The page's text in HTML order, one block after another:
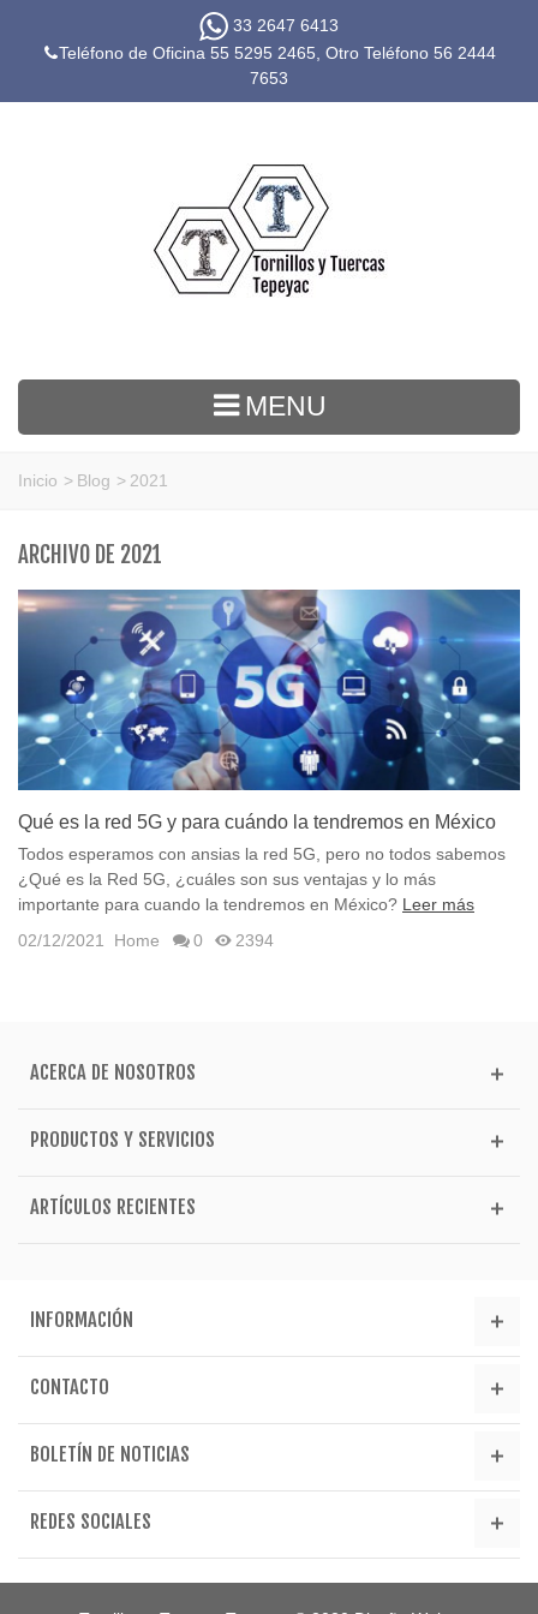
33 2647 6413
Teléfono de Oficina 55 5295 2465, Otro Teléfono 56 2444
7653
MENU
Inicio > Blog > 2021
ARCHIVO DE 2021
Qué es la red 5G y para cuándo la tendremos en México
Todos esperamos con ansias la red 5G, pero no todos sabemos
¿Qué es la Red 5G, ¿cuáles son sus ventajas y lo más
importante para cuando la tendremos en México? Leer más
02/12/2021
Home 0 2394
ACERCA DE NOSOTROS
PRODUCTOS Y SERVICIOS
ARTÍCULOS RECIENTES
INFORMACIÓN
CONTACTO
BOLETÍN DE NOTICIAS
REDES SOCIALES